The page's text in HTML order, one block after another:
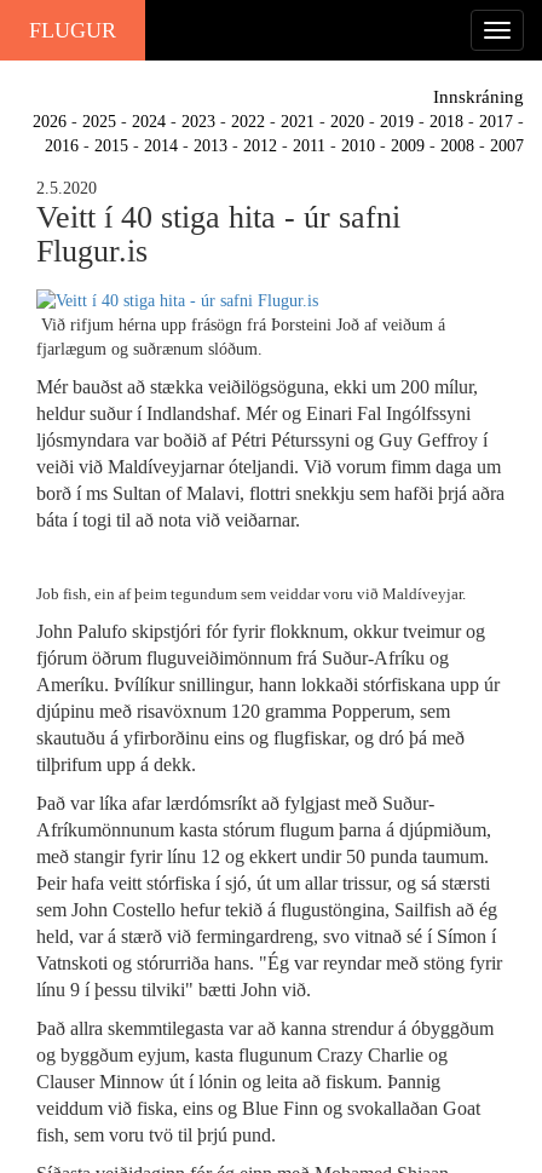
FLUGUR
Innskráning
2026 - 2025 - 2024 - 2023 - 2022 - 2021 - 2020 - 2019 - 2018 - 2017 -
2016 - 2015 - 2014 - 2013 - 2012 - 2011 - 2010 - 2009 - 2008 - 2007
2.5.2020
Veitt í 40 stiga hita - úr safni
Flugur.is
Við rifjum hérna upp frásögn frá Þorsteini Joð af veiðum á
fjarlægum og suðrænum slóðum.
Mér bauðst að stækka veiðilögsöguna, ekki um 200 mílur,
heldur suður í Indlandshaf. Mér og Einari Fal Ingólfssyni
ljósmyndara var boðið af Pétri Péturssyni og Guy Geffroy í
veiði við Maldíveyjarnar óteljandi. Við vorum fimm daga um
borð í ms Sultan of Malavi, flottri snekkju sem hafði þrjá aðra
báta í togi til að nota við veiðarnar.
Job fish, ein af þeim tegundum sem veiddar voru við Maldíveyjar.
John Palufo skipstjóri fór fyrir flokknum, okkur tveimur og
fjórum öðrum fluguveiðimönnum frá Suður-Afríku og
Ameríku. Þvílíkur snillingur, hann lokkaði stórfiskana upp úr
djúpinu með risavöxnum 120 gramma Popperum, sem
skautuðu á yfirborðinu eins og flugfiskar, og dró þá með
tilþrifum upp á dekk.
Það var líka afar lærdómsríkt að fylgjast með Suður-
Afríkumönnunum kasta stórum flugum þarna á djúpmiðum,
með stangir fyrir línu 12 og ekkert undir 50 punda taumum.
Þeir hafa veitt stórfiska í sjó, út um allar trissur, og sá stærsti
sem John Costello hefur tekið á flugustöngina, Sailfish að ég
held, var á stærð við fermingardreng, svo vitnað sé í Símon í
Vatnskoti og stórurriða hans. "Ég var reyndar með stöng fyrir
línu 9 í þessu tilviki" bætti John við.
Það allra skemmtilegasta var að kanna strendur á óbyggðum
og byggðum eyjum, kasta flugunum Crazy Charlie og
Clauser Minnow út í lónin og leita að fiskum. Þannig
veiddum við fiska, eins og Blue Finn og svokallaðan Goat
fish, sem voru tvö til þrjú pund.